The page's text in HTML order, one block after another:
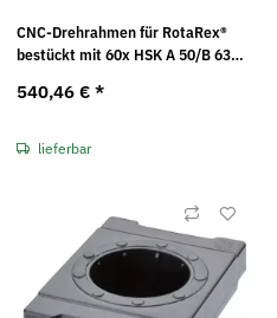
CNC-Drehrahmen für RotaRex®
bestückt mit 60x HSK A 50/B 63
(BxTxH): 74 x 103 x 17
540,46 € *
lieferbar